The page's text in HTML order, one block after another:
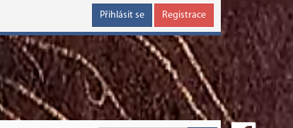
Přihlásit se Registrace